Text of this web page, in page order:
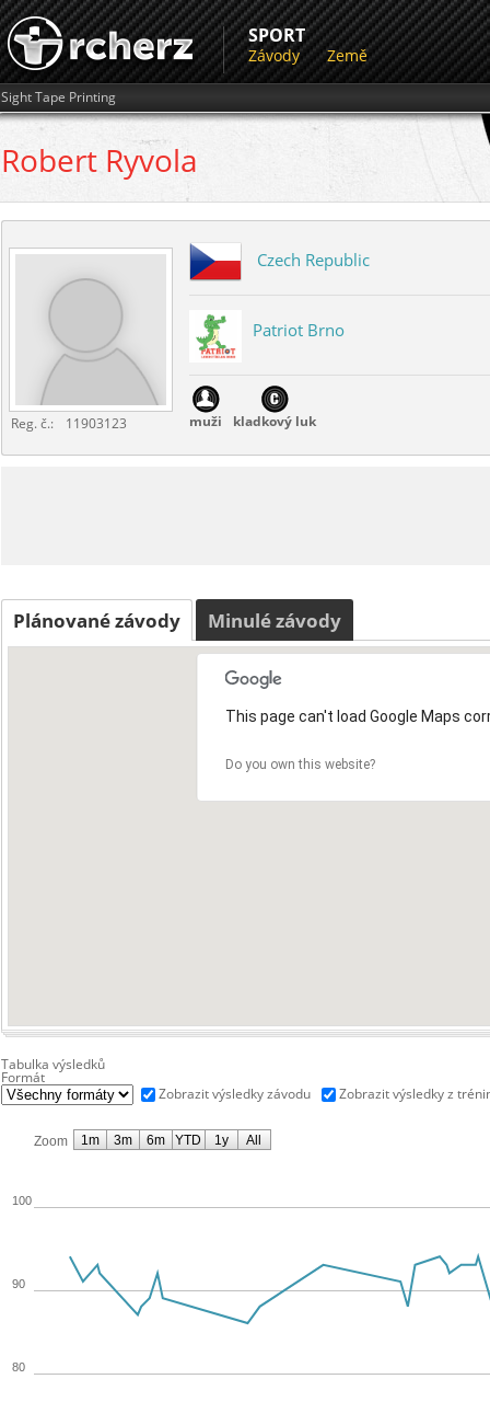
SPORT
Závody Země
Sight Tape Printing
Robert Ryvola
Reg. č.: 11903123
Czech Republic
Patriot Brno
muži kladkový luk
Plánované závody Minulé závody
This page can't load Google Maps
Do you own this website?
Tabulka výsledků
Formát
Zobrazit výsledky závodu
Zobrazit výsledky z
Zoom
80
90
100
1m 3m 6m YTD 1y All